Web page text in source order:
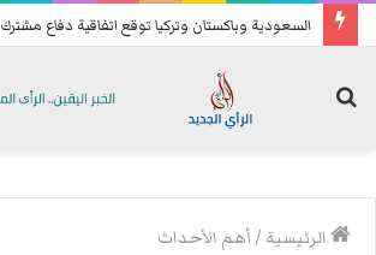
السعودية وباكستان وتركيا توقع اتفاقية دفاع مشترك
الرئيسية /أهم الأحداث